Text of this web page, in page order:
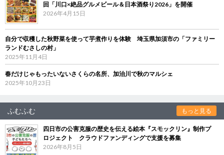
回「川口×絶品グルメビール＆日本酒祭り2026」を開催
2026年4月15日
自分で収穫した秋野菜を使って芋煮作りを体験 埼玉県加須市の「ファミリー
ランドむさしの村」
2025年11月4日
春だけじゃもったいないさくらの名所、加治川で秋のマルシェ
2025年10月23日
ふむふむ もっと見る
四日市の公害克服の歴史を伝える絵本『スモックリン』制作プ
ロジェクト クラウドファンディングで支援を募集
2026年8月5日